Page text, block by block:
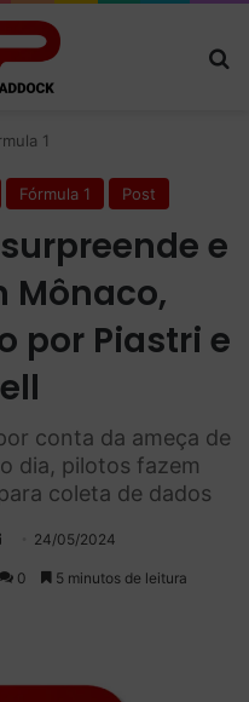
1
Fórmula 1 Post
e
Mônaco,
por Piastri e
conta da ameça de
dia, pilotos fazem
coleta de dados
Mande
um
24/05/2024
0 5 minutos de leitura